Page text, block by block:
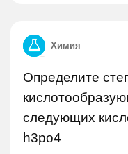
Химия
Определите
следующих
h3po4